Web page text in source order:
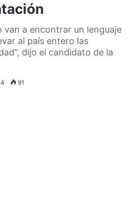
van a encontrar un lenguaje
al país entero las
dijo el candidato de la
91